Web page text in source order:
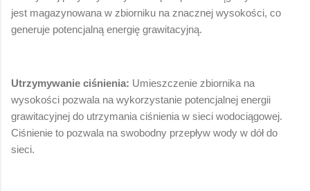
jest magazynowana w zbiorniku na znacznej wysokości, co
generuje potencjalną energię grawitacyjną.
Utrzymywanie ciśnienia: Umieszczenie zbiornika na
wysokości pozwala na wykorzystanie potencjalnej energii
grawitacyjnej do utrzymania ciśnienia w sieci wodociągowej.
Ciśnienie to pozwala na swobodny przepływ wody w dół do
sieci.